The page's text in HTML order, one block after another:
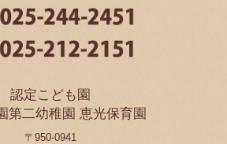
認定こども園
第二幼稚園 恵光保育園
〒950-0941